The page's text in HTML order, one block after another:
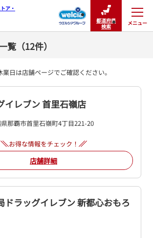
ア・
都道府県
検索
メニュー
閉じる
覧（12件）
日は店舗ページでご確認ください。
イレブン 首里石嶺店
那覇市首里石嶺町4丁目221-20
お得な情報をチェック！
店舗詳細
ドラッグイレブン 新都心おもろ